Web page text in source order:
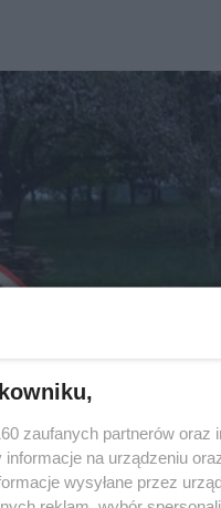
zaufanych partnerów
informacje na urządzeniu
wysyłane przez